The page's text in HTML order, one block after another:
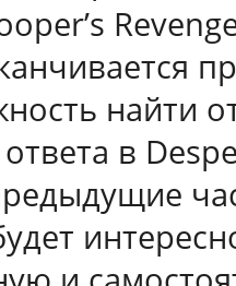
найти
в